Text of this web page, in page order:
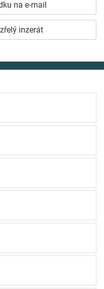
na e-mail
inzerát